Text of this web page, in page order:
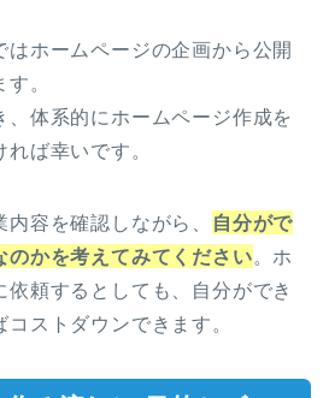
はホームページの企画から公開
。
体系的にホームページ作成を
ば幸いです。
容を確認しながら、
自分がで
のかを考えてみてください。ホ
頼するとしても、自分ができ
ストダウンできます。